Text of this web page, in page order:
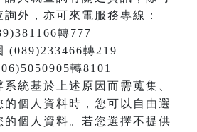
外，亦可來電服務專線：
轉777
(089)233466轉219
轉8101
統基於上述原因而需蒐集、
的個人資料時，您可以自由選
的個人資料。若您選擇不提供